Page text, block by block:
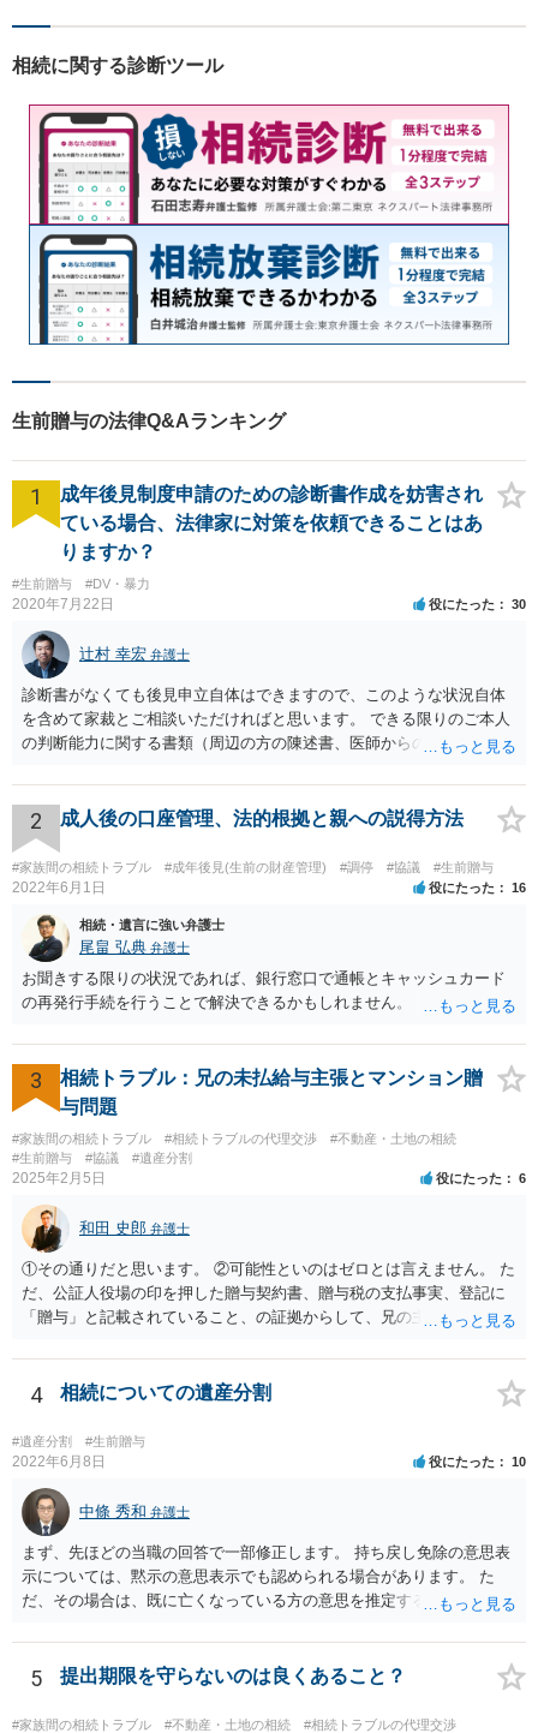
の方の契約関係トラブルまで
ます。お気軽にご相談くださ
い。
相続に関する診断ツール
生前贈与の法律Q&Aランキング
1
成年後見制度申請のための診断書作成を妨害され
ている場合、法律家に対策を依頼できることはあ
りますか？
#生前贈与 #DV・暴力
2020年7月22日 役にたった 30
辻村 幸宏 弁護士
診断書がなくても後見申立自体はできますので、このような状況自体
を含めて家裁とご相談いただければと思います。 できる限りのご本人
の判断能力に関する書類（周辺の方の陳述書、医師からの聴取書等）
をしていただければそこから先は進むのではないかと存じます。 ま
た、Aさんの意向を酌みすぎるあまりに後見申立ができない状況にして
いる施設の問題もありますので、当該地域の地域包括支援センターに
ご相談されるのもひとつの方法です。
2 成人後の口座管理、法的根拠と親への説得方法
#家族間の相続トラブル #成年後見(生前の財産管理) #調停 #協議 #生前贈与
2022年6月1日 役にたった 16
相続・遺言に強い弁護士
尾畠 弘典 弁護士
お聞きする限りの状況であれば、銀行窓口で通帳とキャッシュカード
の再発行手続を行うことで解決できるかもしれません。
3
相続トラブル：兄の未払給与主張とマンション贈
与問題
#家族間の相続トラブル #相続トラブルの代理交渉
#不動産・土地の相続
#生前贈与
#協議 #遺産分割
2025年2月5日 役にたった 6
和田 史郎 弁護士
①その通りだと思います。 ②可能性といのはゼロとは言えません。 た
だ、公証人役場の印を押した贈与契約書、贈与税の支払事実、登記に
「贈与」と記載されていること、の証拠からして、兄の主張は通らな
わなければ、遺産分割調停を申し立てて進めるのがベターのような気
がしますね。
4 相続についての遺産分割
#遺産分割 #生前贈与
2022年6月8日 役にたった 10
中條 秀和 弁護士
まず、先ほどの当職の回答で一部修正します。 持ち戻し免除の意思表
示については、黙示の意思表示でも認められる場合があります。 た
だ、その場合は、既に亡くなっている方の意思を推定することになり
持ち戻し免除の意思表示は書面で明確にしておいていただくべきとい
う結論は変わりません。 誤解を与えるような回答でした。失礼しまし
た。 文言については、「〇〇に対する生前贈与による特別受益の持ち
戻しをすべて免除する」というのがオーソドックスなものですが、ご
5 提出期限を守らないのは良くあること？
#家族間の相続トラブル #不動産・土地の相続
#相続トラブルの代理交渉